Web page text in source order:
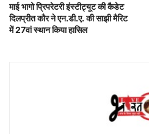
माई भागो प्रिपरेटरी इंस्टीट्यूट की कैडेट
दिलप्रीत कौर ने एन.डी.ए. की साझी मैरिट
में 27वां स्थान किया हासिल